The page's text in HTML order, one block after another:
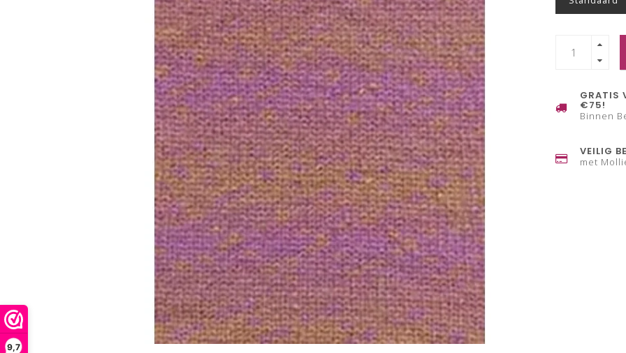
9,7
GRATIS
€75!
Binnen
VEILIG
met